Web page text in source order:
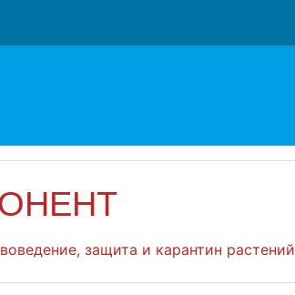
защита и карантин растений